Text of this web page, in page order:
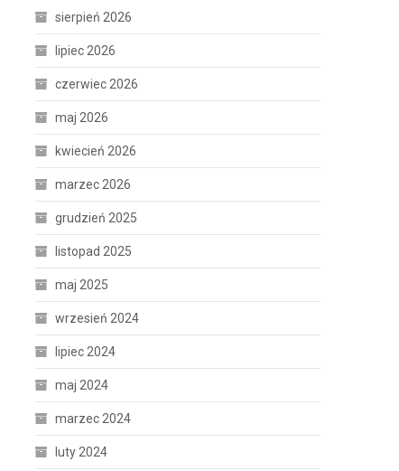
sierpień 2026
lipiec 2026
czerwiec 2026
maj 2026
kwiecień 2026
marzec 2026
grudzień 2025
listopad 2025
maj 2025
wrzesień 2024
lipiec 2024
maj 2024
marzec 2024
luty 2024